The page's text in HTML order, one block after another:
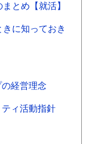
とめ【就活】
に知っておき
経営理念
ィ活動指針